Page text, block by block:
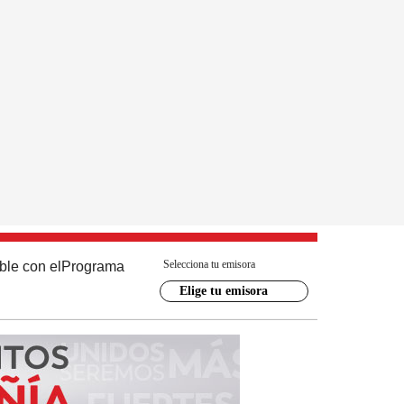
con el Programa Selecciona tu emisora
Elige tu emisora